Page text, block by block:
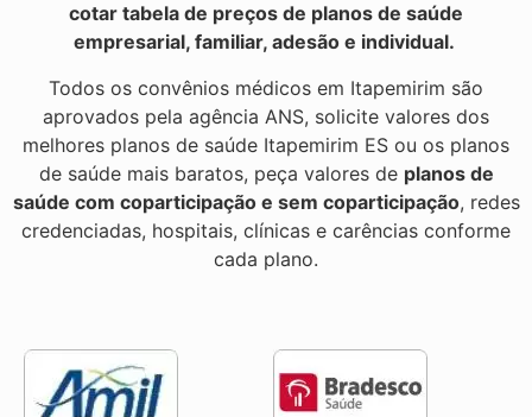
cotar tabela de preços de planos de saúde
empresarial, familiar, adesão e individual.
Todos os convênios médicos em Itapemirim são
aprovados pela agência ANS, solicite valores dos
melhores planos de saúde Itapemirim ES ou os planos
de saúde mais baratos, peça valores de planos de
saúde com coparticipação e sem coparticipação, redes
credenciadas, hospitais, clínicas e carências conforme
cada plano.